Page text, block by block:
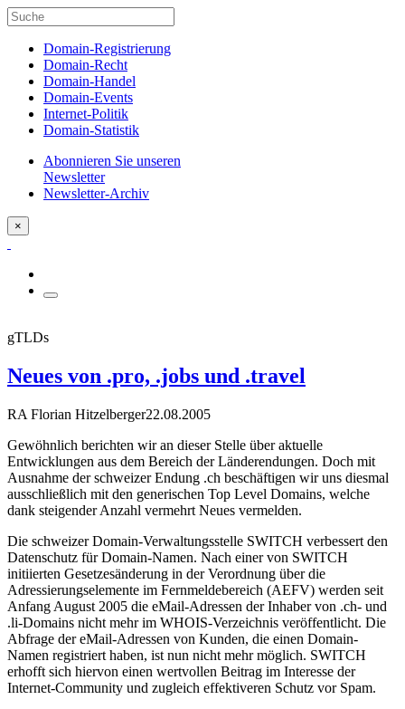
Domain-Registrierung
Domain-Recht
Domain-Handel
Domain-Events
Internet-Politik
Domain-Statistik
Abonnieren Sie unseren
Newsletter
Newsletter-Archiv
×
gTLDs
Neues von .pro, .jobs und .travel
RA Florian Hitzelberger22.08.2005
Gewöhnlich berichten wir an dieser Stelle über aktuelle
Entwicklungen aus dem Bereich der Länderendungen. Doch mit
Ausnahme der schweizer Endung .ch beschäftigen wir uns diesmal
ausschließlich mit den generischen Top Level Domains, welche
dank steigender Anzahl vermehrt Neues vermelden.
Die schweizer Domain-Verwaltungsstelle SWITCH verbessert den
Datenschutz für Domain-Namen. Nach einer von SWITCH
initiierten Gesetzesänderung in der Verordnung über die
Adressierungselemente im Fernmeldebereich (AEFV) werden seit
Anfang August 2005 die eMail-Adressen der Inhaber von .ch- und
.li-Domains nicht mehr im WHOIS-Verzeichnis veröffentlicht. Die
Abfrage der eMail-Adressen von Kunden, die einen Domain-
Namen registriert haben, ist nun nicht mehr möglich. SWITCH
erhofft sich hiervon einen wertvollen Beitrag im Interesse der
Internet-Community und zugleich effektiveren Schutz vor Spam.